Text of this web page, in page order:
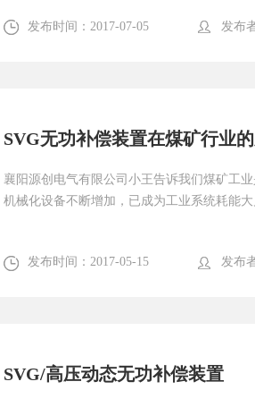
发布时间： 2017-07-05 发布
SVG无功补偿装置在煤矿行业
襄阳源创电气有限公司小王告诉我们煤矿工
机械化设备不断增加，已成为工业系统耗能
发布时间： 2017-05-15 发布
SVG/高压动态无功补偿装置